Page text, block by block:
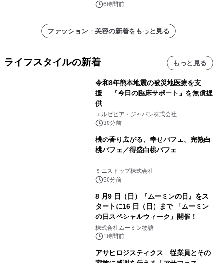
6時間前
ファッション・美容の新着をもっと見る
ライフスタイルの新着 もっと見る
令和8年熊本地震の被災地医療を支
援 『今日の臨床サポート』を無償提
供
エルゼビア・ジャパン株式会社
30分前
桃の香り広がる、幸せパフェ。完熟白
桃パフェ／得盛白桃パフェ
ミニストップ株式会社
50分前
8 月9 日（日）『ムーミンの日』をス
タートに16 日（日）まで 「ムーミン
の日スペシャルウィーク」開催！
株式会社ムーミン物語
1時間前
アサヒロジスティクス 従業員とその